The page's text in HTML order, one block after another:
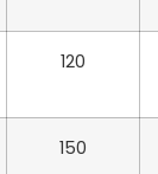
120
150